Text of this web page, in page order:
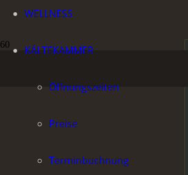
WELLNESS
KÄLTEKAMMER
Öffnungszeiten
Preise
Terminbuchnung